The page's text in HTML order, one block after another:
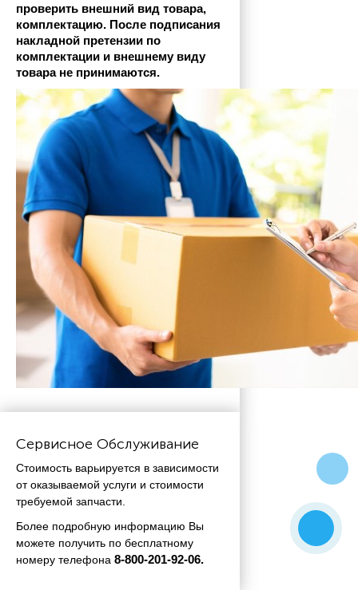
проверить внешний вид товара,
комплектацию. После подписания
накладной претензии по
комплектации и внешнему виду
товара не принимаются.
Сервисное Обслуживание
Стоимость варьируется в зависимости
от оказываемой услуги и стоимости
требуемой запчасти.
Более подробную информацию Вы
можете получить по бесплатному
номеру телефона 8-800-201-92-06.